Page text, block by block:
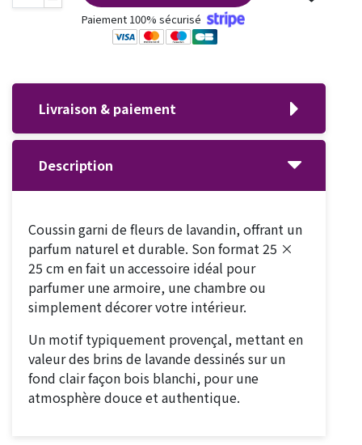
Paiement 100% sécurisé
Livraison & paiement
Description
Coussin garni de fleurs de lavandin, offrant un
parfum naturel et durable. Son format 25 ×
25 cm en fait un accessoire idéal pour
parfumer une armoire, une chambre ou
simplement décorer votre intérieur.
Un motif typiquement provençal, mettant en
valeur des brins de lavande dessinés sur un
fond clair façon bois blanchi, pour une
atmosphère douce et authentique.